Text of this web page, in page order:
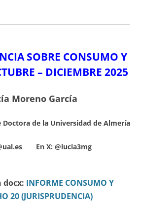
SOBRE CONSUMO Y
– DICIEMBRE 2025
Moreno García
Doctora de la Universidad de Almería
En X: @lucia3mg
docx: INFORME CONSUMO Y
20 (JURISPRUDENCIA)